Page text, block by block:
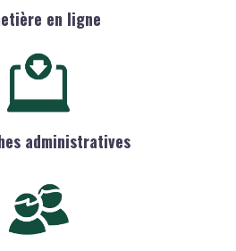
en ligne
administratives